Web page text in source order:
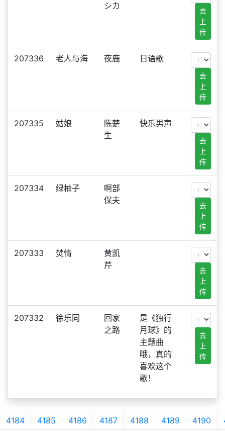
シカ
去
上
传
207336 老人与海 夜鹿 日语歌
去
上
传
207335 姑娘
陈楚
生
快乐男声
去
上
传
207334 绿柚子
啊部
保夫
去
上
传
207333 焚情
黄凯
芹
去
上
传
207332 徐乐同
回家
之路
是《独行
月球》的
主题曲
哦，真的
喜欢这个
歌！
去
上
传
4184 4185 4186 4187 4188 4189 4190